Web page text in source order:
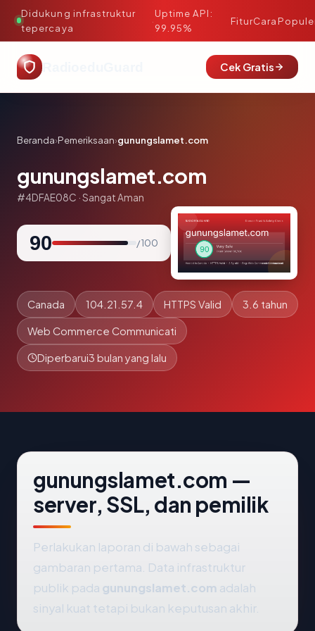
Didukung infrastruktur
tepercaya
·
Uptime API:
99.95%
FiturCara
Cek Gratis
Beranda›Pemeriksaan›gunungslamet.com
gunungslamet.com
#4DFAE08C · Sangat Aman
90 / 100
Canada 104.21.57.4 HTTPS Valid 3.6 tahun
Web Commerce Communicati
Diperbarui3 bulan yang lalu
gunungslamet.com —
server, SSL, dan pemilik
Perlakukan laporan di bawah sebagai
gambaran pertama. Data infrastruktur
publik pada gunungslamet.com adalah
sinyal kuat tetapi bukan keputusan akhir.